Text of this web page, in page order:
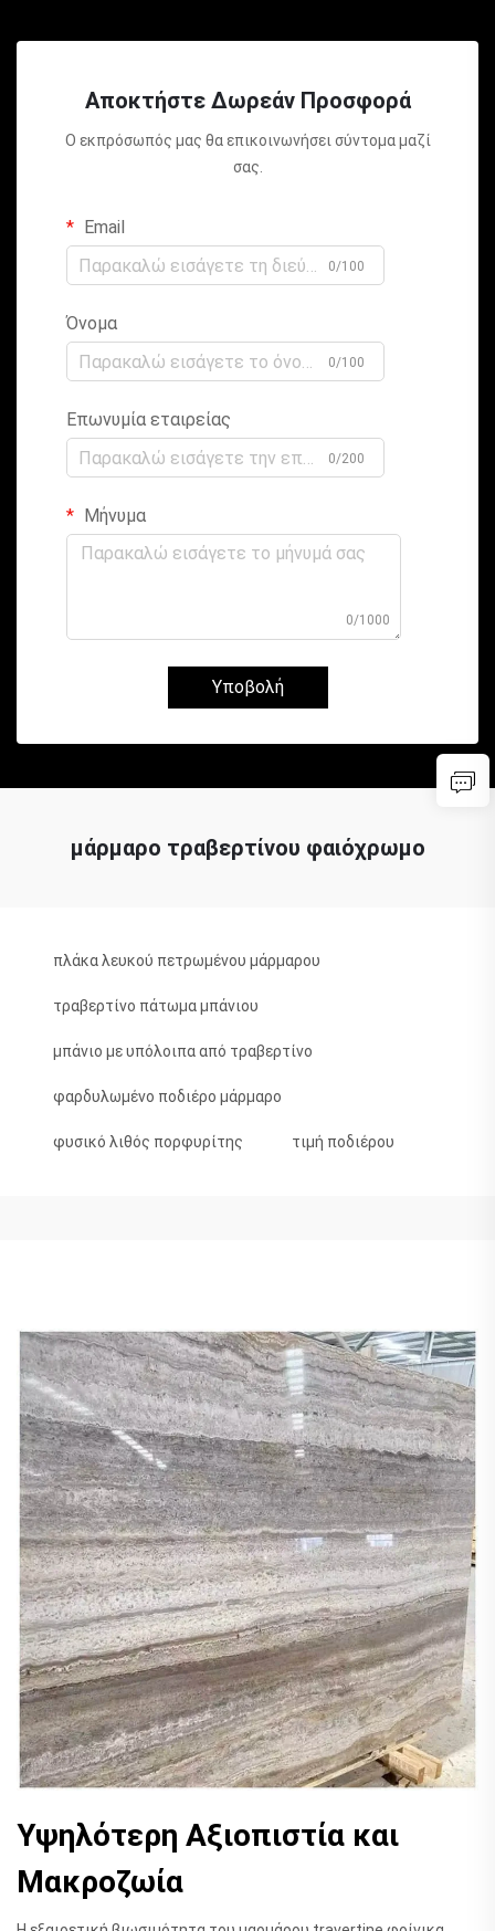
Αποκτήστε Δωρεάν Προσφορά
Ο εκπρόσωπός μας θα επικοινωνήσει σύντομα μαζί
σας.
Email
0/100
Όνομα
0/100
Επωνυμία εταιρείας
0/200
Μήνυμα
0/1000
Υποβολή
μάρμαρο τραβερτίνου φαιόχρωμο
πλάκα λευκού πετρωμένου μάρμαρου
τραβερτίνο πάτωμα μπάνιου
μπάνιο με υπόλοιπα από τραβερτίνο
φαρδυλωμένο ποδιέρο μάρμαρο
φυσικό λιθός πορφυρίτης τιμή ποδιέρου
Υψηλότερη Αξιοπιστία και
Μακροζωία